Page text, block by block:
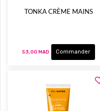
TONKA CRÈME MAINS
53,00 MAD Commander